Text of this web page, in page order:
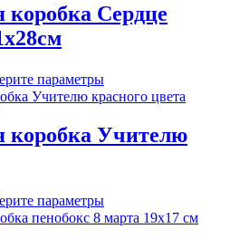
коробка Сердце
параметрыЭтот
товар
имеет
несколько
вариаций.
на
странице
коробка Учителю
параметрыЭтот
товар
имеет